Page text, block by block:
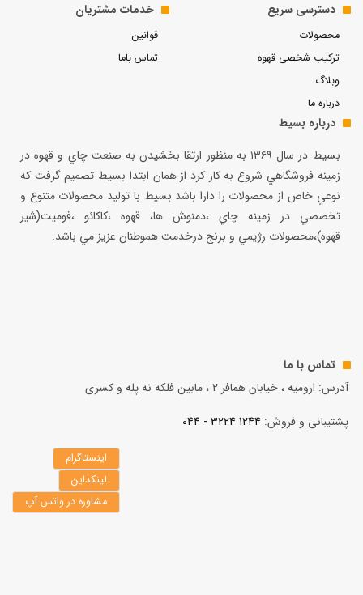
دسترسی سریع
محصولات
ترکیب شخصی قهوه
وبلاگ
درباره ما
خدمات مشتریان
قوانین
تماس باما
درباره بسیط
بسيط در سال ۱۳۶۹ به منظور ارتقا بخشيدن به صنعت چاي و قهوه در
زمينه فروشگاهي شروع به كار كرد از همان ابتدا بسيط تصميم گرفت كه
نوعي خاص از محصولات را دارا باشد بسيط با توليد محصولات متنوع و
تخصصي در زمينه چاي ،دمنوش ها، قهوه ،كاكائو ،فوميت(شير
قهوه)،محصولات رژيمي و برنج درخدمت هموطنان عزيز مي باشد.
تماس با ما
آدرس: ارومیه ، خیابان همافر 2 ، مابين فلكه نه پله و کسری
پشتیبانی و فروش: 1244 3224 - 044
اینستاگرام
لینکداین
مشاوره در واتس آپ